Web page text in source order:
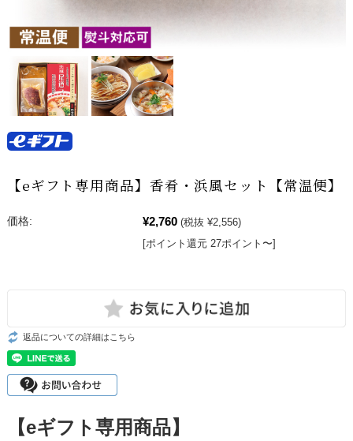
【eギフト専用商品】香肴・浜風セット【常温便】
価格: ¥2,760 (税抜 ¥2,556)
[ポイント還元 27ポイント〜]
返品についての詳細はこちら
【eギフト専用商品】